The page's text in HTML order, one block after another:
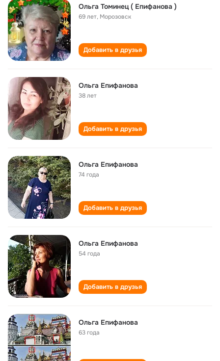
Ольга Томинец ( Епифанова )
69 лет, Морозовск
Добавить в друзья
Ольга Епифанова
38 лет
Добавить в друзья
Ольга Епифанова
74 года
Добавить в друзья
Ольга Епифанова
54 года
Добавить в друзья
Ольга Епифанова
63 года